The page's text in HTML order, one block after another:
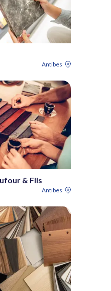
Antibes
& Fils
Antibes